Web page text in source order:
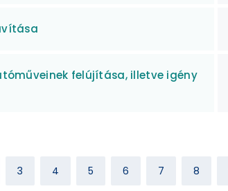
felújítása, illetve igény
3 4 5 6 7 8